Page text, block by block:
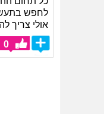
לחפש
אולי צריך
0